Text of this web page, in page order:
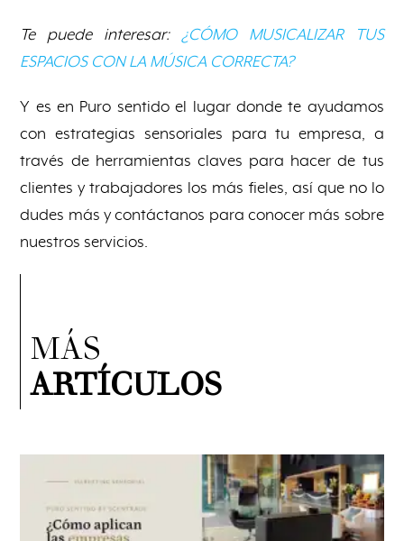
Te puede interesar: ¿CÓMO MUSICALIZAR TUS
ESPACIOS CON LA MÚSICA CORRECTA?
Y es en Puro sentido el lugar donde te ayudamos
con estrategias sensoriales para tu empresa, a
través de herramientas claves para hacer de tus
clientes y trabajadores los más fieles, así que no lo
dudes más y contáctanos para conocer más sobre
nuestros servicios.
MÁS
ARTÍCULOS